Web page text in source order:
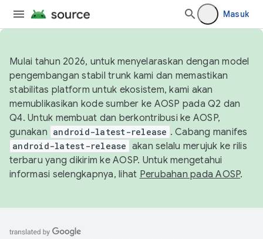
Masuk
Mulai tahun 2026, untuk menyelaraskan dengan model
pengembangan stabil trunk kami dan memastikan
stabilitas platform untuk ekosistem, kami akan
memublikasikan kode sumber ke AOSP pada Q2 dan
Q4. Untuk membuat dan berkontribusi ke AOSP,
gunakan android-latest-release . Cabang manifes
android-latest-release akan selalu merujuk ke rilis
terbaru yang dikirim ke AOSP. Untuk mengetahui
informasi selengkapnya, lihat Perubahan pada AOSP.